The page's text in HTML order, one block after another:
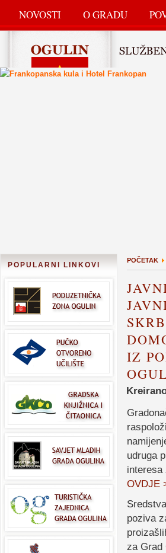
NOVOSTI O GRADU
POPULARNI LINKOVI
POČETAK
IZ
udruga
interesa
OVDJE
poziva
za Grad